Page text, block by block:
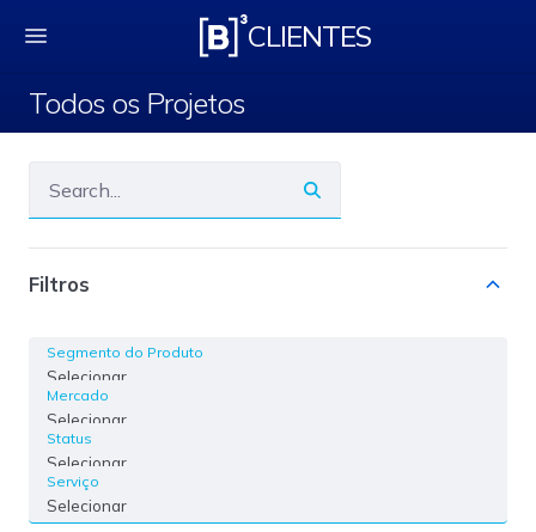
Todos os Projetos
CLIENTES
Todos os Projetos
Filtros
Segmento do Produto
Selecionar
Mercado
Selecionar
Status
Selecionar
Serviço
Selecionar